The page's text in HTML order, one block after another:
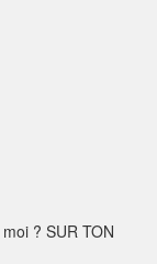
? SUR TON